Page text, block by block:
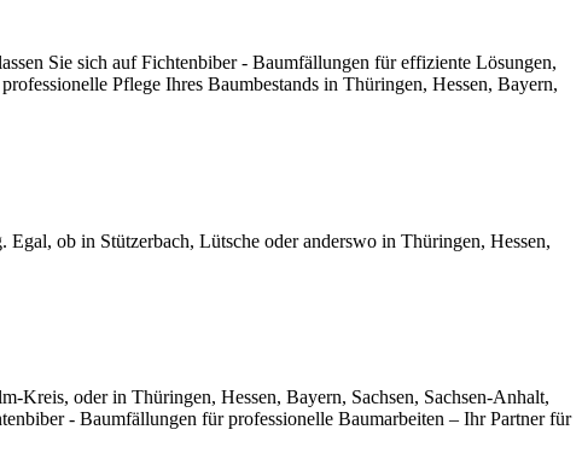
Sie sich auf Fichtenbiber - Baumfällungen für effiziente Lösungen,
Pflege Ihres Baumbestands in Thüringen, Hessen, Bayern,
ob in Stützerbach, Lütsche oder anderswo in Thüringen, Hessen,
Kreis, oder in Thüringen, Hessen, Bayern, Sachsen, Sachsen-Anhalt,
- Baumfällungen für professionelle Baumarbeiten – Ihr Partner für